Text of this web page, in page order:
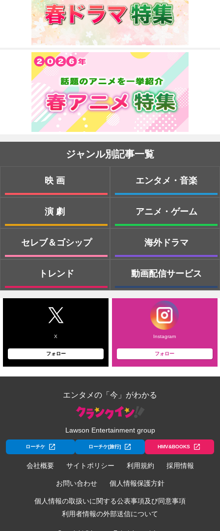
ジャンル別記事一覧
映画
演劇
セレブ＆ゴシップ
トレンド
エンタメ・音楽
アニメ・ゲーム
海外ドラマ
動画配信サービス
X
フォロー
Instagram
フォロー
エンタメの「今」がわかる
Lawson Entertainment group
ローチケ ローチケ[旅行] HMV&BOOKS
会社概要 サイトポリシー 利用規約 採用情報
お問い合わせ 個人情報保護方針
個人情報の取扱いに関する公表事項及び同意事項
利用者情報の外部送信について